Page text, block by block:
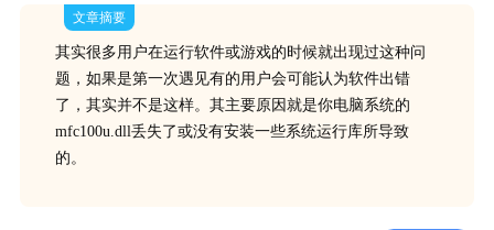
文章摘要
其实很多用户在运行软件或游戏的时候就出现过这种问
题，如果是第一次遇见有的用户会可能认为软件出错
了，其实并不是这样。其主要原因就是你电脑系统的
mfc100u.dll丢失了或没有安装一些系统运行库所导致
的。